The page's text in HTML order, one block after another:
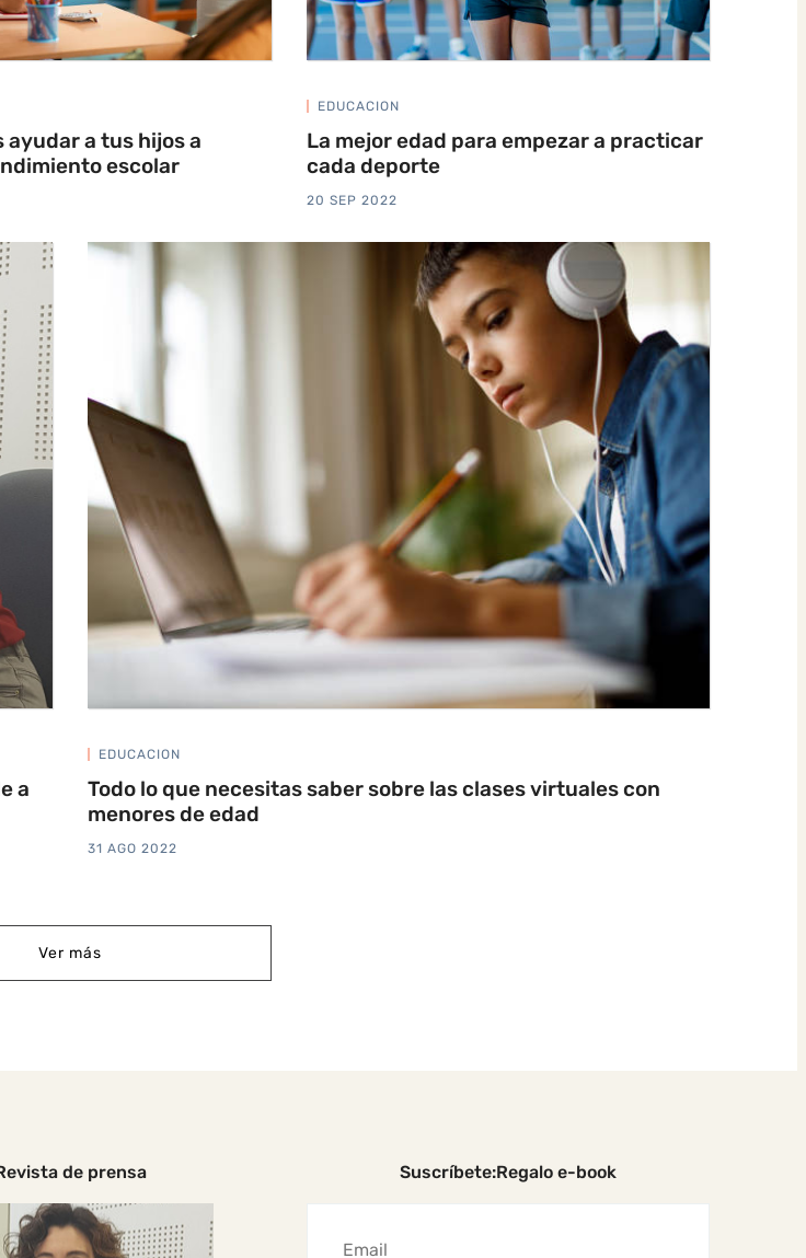
ayudar a tus hijos a
escolar
EDUCACION
La mejor edad para empezar a practicar
cada deporte
20 SEP 2022
a
EDUCACION
Todo lo que necesitas saber sobre las clases virtuales con
menores de edad
31 AGO 2022
Ver más
de prensa Suscríbete:Regalo e-book